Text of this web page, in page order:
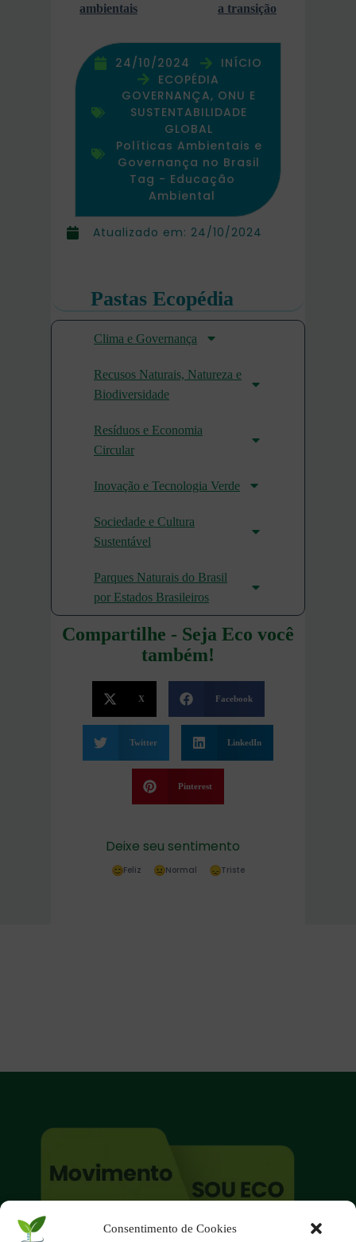
Consentimento de Cookies
Atualizado em: 24/10/2024
ambientais
a transição
24/10/2024
INÍCIO
ECOPÉDIA
GOVERNANÇA, ONU E
SUSTENTABILIDADE
GLOBAL
Políticas Ambientais e
Governança no Brasil
Tag - Educação
Ambiental
Pastas Ecopédia
Clima e Governança
Recusos Naturais, Natureza e
Biodiversidade
Resíduos e Economia
Circular
Inovação e Tecnologia Verde
Sociedade e Cultura
Sustentável
Parques Naturais do Brasil
por Estados Brasileiros
Compartilhe - Seja Eco você
também!
X Facebook
Twitter LinkedIn
Pinterest
Deixe seu sentimento
Feliz Normal Triste